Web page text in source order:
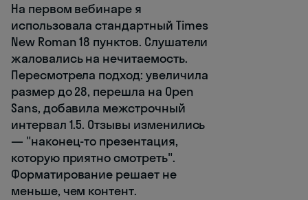
На первом вебинаре я
использовала стандартный Times
New Roman 18 пунктов. Слушатели
жаловались на нечитаемость.
Пересмотрела подход: увеличила
размер до 28, перешла на Open
Sans, добавила межстрочный
интервал 1.5. Отзывы изменились
— "наконец-то презентация,
которую приятно смотреть".
Форматирование решает не
меньше, чем контент.